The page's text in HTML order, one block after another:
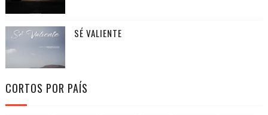
SÉ VALIENTE
CORTOS POR PAÍS